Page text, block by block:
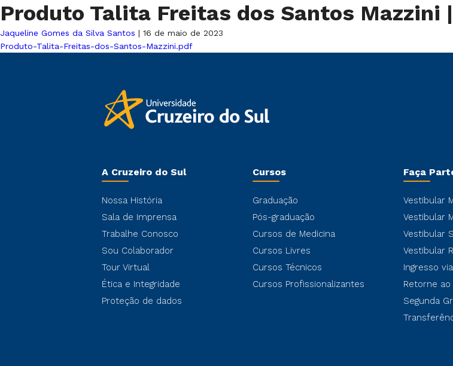
Produto Talita Freitas dos Santos Mazzini |
Jaqueline Gomes da Silva Santos | 16 de maio de 2023
Produto-Talita-Freitas-dos-Santos-Mazzini.pdf
A Cruzeiro do Sul
Nossa História
Sala de Imprensa
Trabalhe Conosco
Sou Colaborador
Tour Virtual
Ética e Integridade
Proteção de dados
Cursos
Graduação
Pós-graduação
Cursos de Medicina
Cursos Livres
Cursos Técnicos
Cursos Profissionalizantes
Faça
Vestibular
Vestibular
Vestibular
Vestibular
Ingresso
Retorne ao
Segunda